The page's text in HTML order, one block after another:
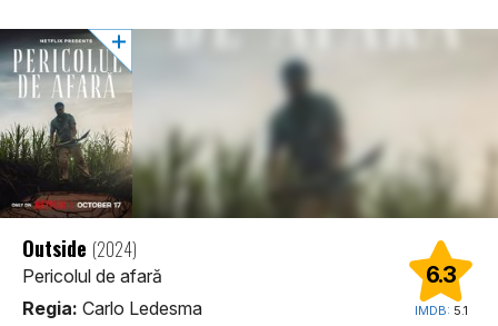
6.3
IMDB: 5.1
Outside (2024)
Pericolul de afară
Regia: Carlo Ledesma